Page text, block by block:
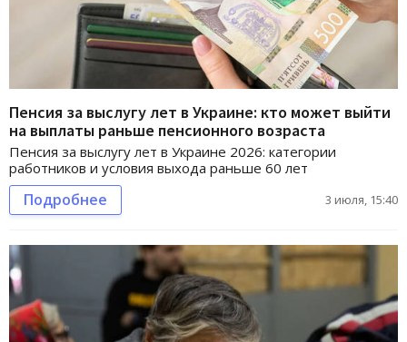
Пенсия за выслугу лет в Украине: кто может выйти
на выплаты раньше пенсионного возраста
Пенсия за выслугу лет в Украине 2026: категории
работников и условия выхода раньше 60 лет
Подробнее 3 июля, 15:40